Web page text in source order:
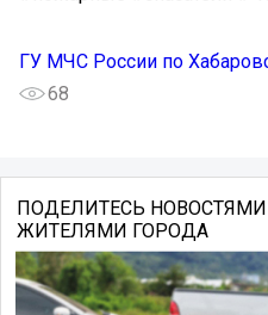
ГУ МЧС России по
68
ПОДЕЛИТЕСЬ
ЖИТЕЛЯМИ ГОРОДА